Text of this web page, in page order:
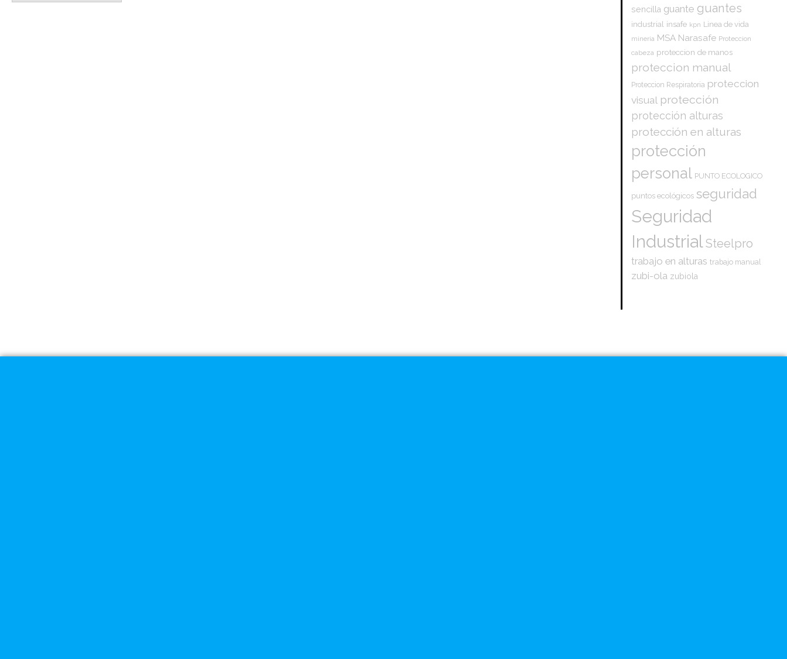
sencilla guante guantes
industrial insafe kpn Linea de vida
mineria MSA Narasafe Proteccion
cabeza proteccion de manos
proteccion manual
Proteccion Respiratoria proteccion
visual protección
protección alturas
protección en alturas
protección
personal PUNTO ECOLOGICO
puntos ecológicos seguridad
Seguridad
IndustrialSteelpro
trabajo en alturas trabajo manual
zubi-ola zubiola